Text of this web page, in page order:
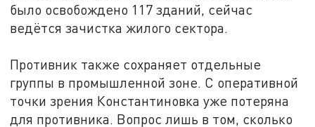
было освобождено 117 зданий, сейчас
ведётся зачистка жилого сектора.
Противник также сохраняет отдельные
группы в промышленной зоне. С оперативной
точки зрения Константиновка уже потеряна
для противника. Вопрос лишь в том, сколько